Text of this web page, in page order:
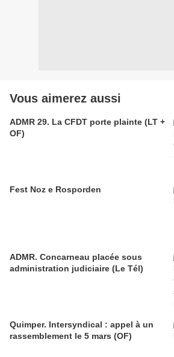
Vous aimerez aussi
ADMR 29. La CFDT porte plainte (LT +
OF)
Fest Noz e Rosporden
ADMR. Concarneau placée sous
administration judiciaire (Le Tél)
Quimper. Intersyndical : appel à un
rassemblement le 5 mars (OF)